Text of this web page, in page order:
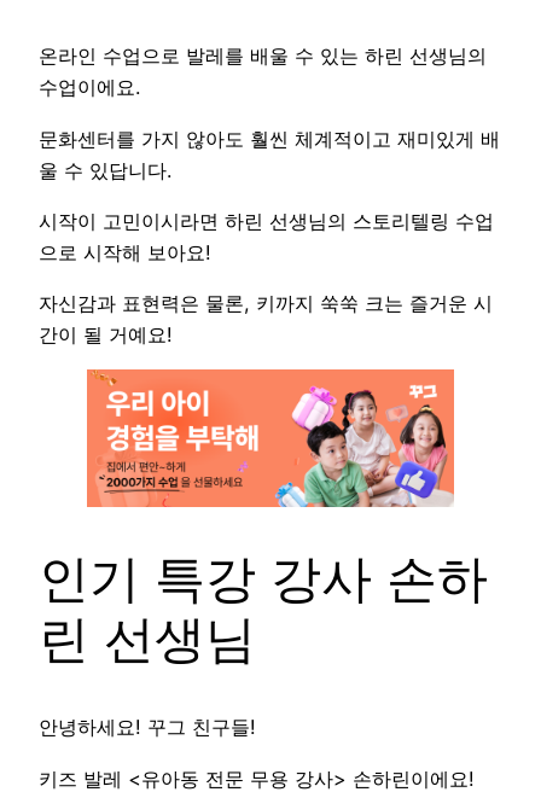
온라인 수업으로 발레를 배울 수 있는 하린 선생님의
수업이에요.
문화센터를 가지 않아도 훨씬 체계적이고 재미있게 배
울 수 있답니다.
시작이 고민이시라면 하린 선생님의 스토리텔링 수업
으로 시작해 보아요!
자신감과 표현력은 물론, 키까지 쑥쑥 크는 즐거운 시
간이 될 거예요!
인기 특강 강사 손하
린 선생님
안녕하세요! 꾸그 친구들!
키즈 발레 <유아동 전문 무용 강사> 손하린이에요!